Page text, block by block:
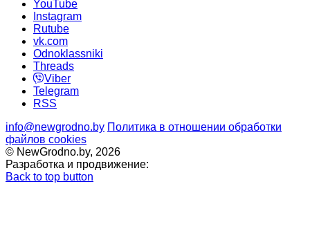
YouTube
Instagram
Rutube
vk.com
Odnoklassniki
Threads
Viber
Telegram
RSS
info@newgrodno.by Политика в отношении обработки
файлов cookies
© NewGrodno.by, 2026
Разработка и продвижение:
Back to top button